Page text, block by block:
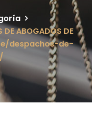
DE ABOGADOS DE
despachos-de-